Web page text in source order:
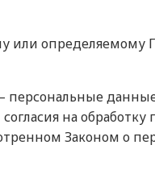
или определяемому
персональные
на обработку
Законом о